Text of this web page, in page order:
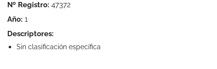
Nº Registro: 47372
Año: 1
Descriptores:
Sin clasificación específica